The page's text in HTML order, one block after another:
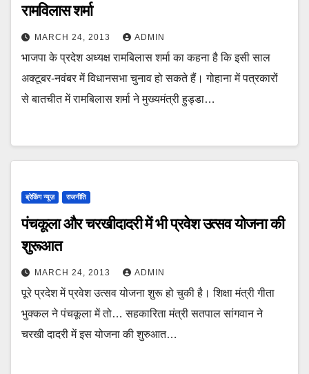
रामविलास शर्मा
MARCH 24, 2013 ADMIN
भाजपा के प्रदेश अध्यक्ष रामबिलास शर्मा का कहना है कि इसी साल
अक्टूबर-नवंबर में विधानसभा चुनाव हो सकते हैं। गोहाना में पत्रकारों
से बातचीत में रामबिलास शर्मा ने मुख्यमंत्री हुड्डा…
ब्रेकिंग न्यूज़ राजनीति
पंचकूला और चरखीदादरी में भी प्रवेश उत्सव योजना की
शुरूआत
MARCH 24, 2013 ADMIN
पूरे प्रदेश में प्रवेश उत्सव योजना शुरू हो चुकी है। शिक्षा मंत्री गीता
भुक्कल ने पंचकूला में तो… सहकारिता मंत्री सतपाल सांगवान ने
चरखी दादरी में इस योजना की शुरुआत…